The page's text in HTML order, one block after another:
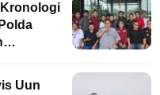
Uun